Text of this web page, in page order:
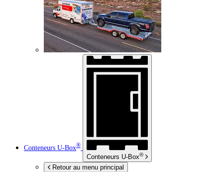
Conteneurs U-Box®
Conteneurs U-Box®
Retour au menu principal